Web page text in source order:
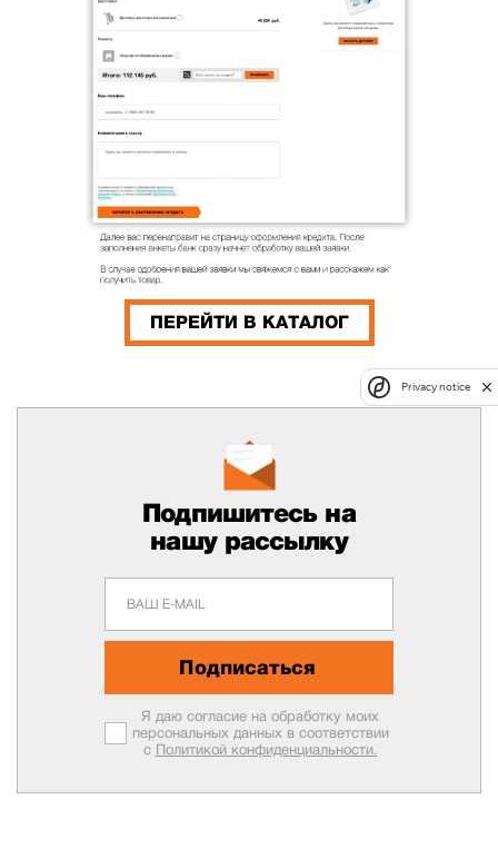
ПЕРЕЙТИ В КАТАЛОГ
Подпишитесь на
нашу рассылку
Подписаться
Я даю согласие на обработку моих
персональных данных в соответствии
с Политикой конфиденциальности.
Privacy notice